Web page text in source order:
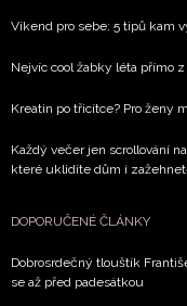
Víkend pro sebe: 5 tipů kam
Nejvíc cool žabky léta přímo
Kreatin po třicítce? Pro ženy
Každý večer jen scrollování
které uklidíte dům i
DOPORUČENÉ ČLÁNKY
Dobrosrdečný tlouštík
se až před padesátkou